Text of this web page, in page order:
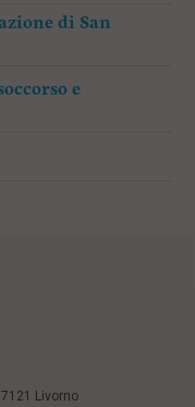
di San
e
Livorno